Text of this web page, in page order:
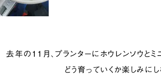
去年の11月、プランターにホウレンソウとミ
どう育っていくか楽しみにし